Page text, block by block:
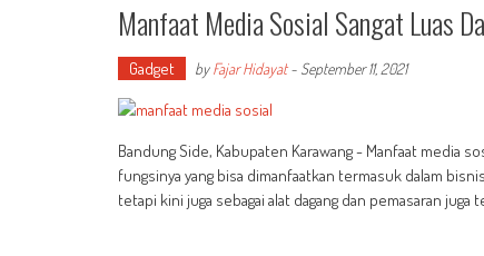
Manfaat Media Sosial Sangat Luas
Gadget byFajar Hidayat- September 11, 2021
Bandung Side, Kabupaten Karawang - Manfaat media
fungsinya yang bisa dimanfaatkan termasuk dalam
tetapi kini juga sebagai alat dagang dan pemasaran